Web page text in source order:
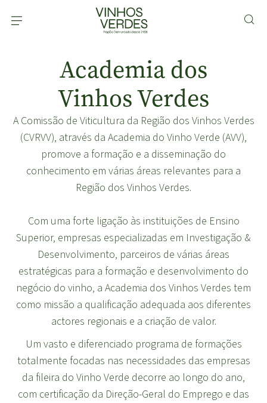
Academia dos
Vinhos Verdes
A Comissão de Viticultura da Região dos Vinhos Verdes
(CVRVV), através da Academia do Vinho Verde (AVV),
promove a formação e a disseminação do
conhecimento em várias áreas relevantes para a
Região dos Vinhos Verdes.
Com uma forte ligação às instituições de Ensino
Superior, empresas especializadas em Investigação &
Desenvolvimento, parceiros de várias áreas
estratégicas para a formação e desenvolvimento do
negócio do vinho, a Academia dos Vinhos Verdes tem
como missão a qualificação adequada aos diferentes
actores regionais e a criação de valor.
Um vasto e diferenciado programa de formações
totalmente focadas nas necessidades das empresas
da fileira do Vinho Verde decorre ao longo do ano,
com certificação da Direção-Geral do Emprego e das